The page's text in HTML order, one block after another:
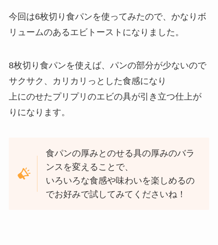
今回は6枚切り食パンを使ってみたので、かなりボ
リュームのあるエビトーストになりました。
8枚切り食パンを使えば、パンの部分が少ないので
サクサク、カリカリっとした食感になり
上にのせたプリプリのエビの具が引き立つ仕上が
りになります。
食パンの厚みとのせる具の厚みのバラ
ンスを変えることで、
いろいろな食感や味わいを楽しめるの
でお好みで試してみてくださいね！